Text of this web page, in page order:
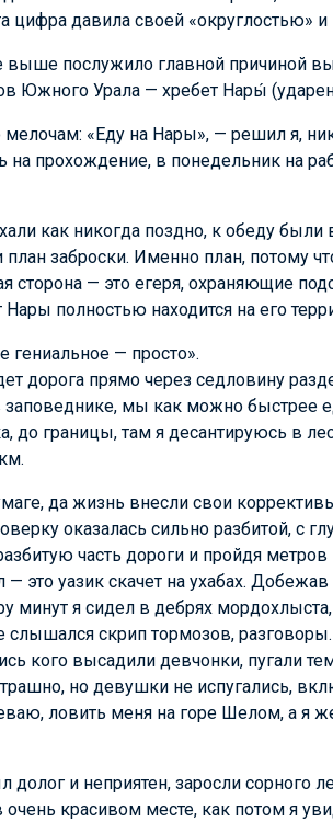
цифра давила своей «округлостью»
выше послужило главной причиной
Южного Урала — хребет Нары́
мелочам: «Еду на Нары», — решил я,
на прохождение, в понедельник на
как никогда поздно, к обеду были
заброски. Именно план, потому
сторона — это егеря, охраняющие
полностью находится на его
гениальное — просто».
дорога прямо через седловину
заповеднике, мы как можно быстрее
до границы, там я десантируюсь в
да жизнь внесли свои
оказалась сильно разбитой, с
часть дороги и пройдя
— это уазик скачет на ухабах.
минут я сидел в дебрях
скрип тормозов,
кого высадили девчонки, пугали
но девушки не испугались,
ловить меня на горе Шелом, а я
долог и неприятен, заросли сорного
красивом месте, как потом я